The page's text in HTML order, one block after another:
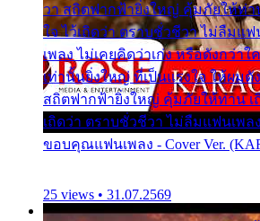
วา สถิตฟากฟ้ายิ่งใหญ่ คุ้มภัยให้ท่า
ใจ ไว้เถิดว่า ตราบชั่วชีวา ไม่ลืมแ
เพลง ไม่เคยคิดว่าเก่ง หรือดังกว่า
เท่านั้นยิ่งใหญ่ ที่เป็นแรงใจ ให้ผมดั
สถิตฟากฟ้ายิ่งใหญ่ คุ้มภัยให้ท่าน เ
เถิดว่า ตราบชั่วชีวา ไม่ลืมแฟนเพลง
ขอบคุณแฟนเพลง - Cover Ver.
25 views • 31.07.2569